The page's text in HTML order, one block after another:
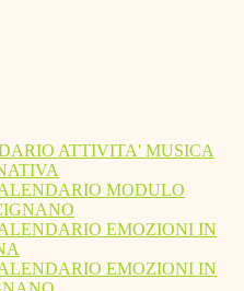
ATTIVITA' MUSICA
MODULO
EMOZIONI IN
EMOZIONI IN